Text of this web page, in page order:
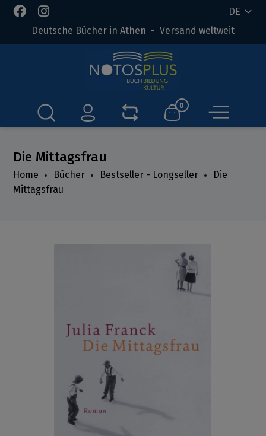
DE
Deutsche Bücher in Athen - Versand weltweit
0
Die Mittagsfrau
Home Bücher Bestseller - Longseller
Die
Mittagsfrau